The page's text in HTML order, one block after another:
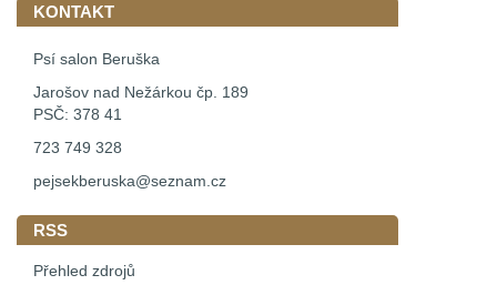
KONTAKT
Psí salon Beruška
Jarošov nad Nežárkou čp. 189
PSČ: 378 41
723 749 328
pejsekberuska@seznam.cz
RSS
Přehled zdrojů